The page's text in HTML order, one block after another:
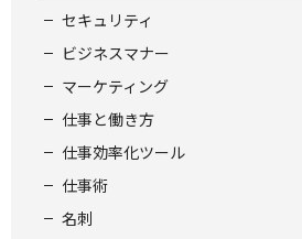
セキュリティ
ビジネスマナー
マーケティング
仕事と働き方
仕事効率化ツール
仕事術
名刺